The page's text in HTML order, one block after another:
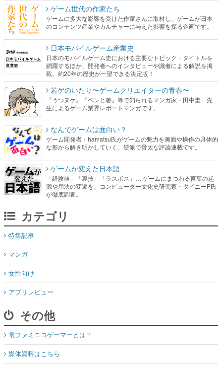
ゲーム世代の作家たち
ゲームに多大な影響を受けた作家さんに取材し、ゲームが日本
のコンテンツ産業やカルチャーに与えた影響を探る企画です。
日本モバイルゲーム産業史
日本のモバイルゲーム史における主要なトピック・タイトルを
網羅するほか、開発者へのインタビューや識者による解説を掲
載。約20年の歴史が一望できる決定版！
若ゲのいたり〜ゲームクリエイターの青春〜
『うつヌケ』『ペンと箸』等で知られるマンガ家・田中圭一先
生によるゲーム業界レポートマンガです。
なんでゲームは面白い？
ゲーム開発者・hamatsu氏がゲームの魅力を画面や操作の具体的
な形から解き明かしていく、硬派で骨太な評論連載です。
ゲームが変えた日本語
「経験値」「裏技」「ラスボス」… ゲームにまつわる言葉の起
源や用法の変遷を、コンピューター文化史研究家・タイニーP氏
が徹底調査。
カテゴリ
特集記事
マンガ
女性向け
アプリレビュー
その他
電ファミニコゲーマーとは？
媒体資料はこちら